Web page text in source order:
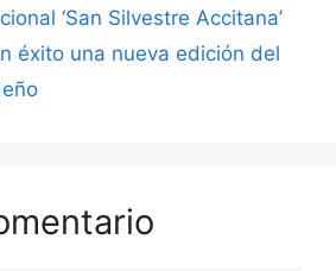
‘San Silvestre Accitana’
éxito una nueva edición del